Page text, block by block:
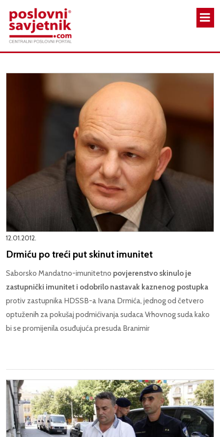
12.01.2012.
Drmiću po treći put skinut imunitet
Saborsko Mandatno-imunitetno povjerenstvo skinulo je
zastupnički imunitet i odobrilo nastavak kaznenog postupka
protiv zastupnika HDSSB-a Ivana Drmića, jednog od četvero
optuženih za pokušaj podmićivanja sudaca Vrhovnog suda kako
bi se promijenila osuđujuća presuda Branimir